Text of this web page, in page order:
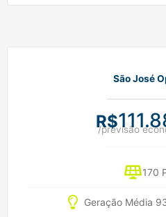
São José
R$
/previsão
170
Geração Média